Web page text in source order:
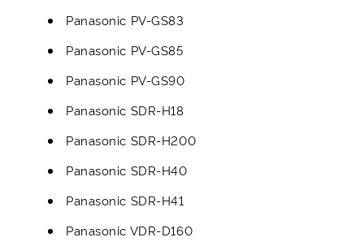
Panasonic PV-GS83
Panasonic PV-GS85
Panasonic PV-GS90
Panasonic SDR-H18
Panasonic SDR-H200
Panasonic SDR-H40
Panasonic SDR-H41
Panasonic VDR-D160